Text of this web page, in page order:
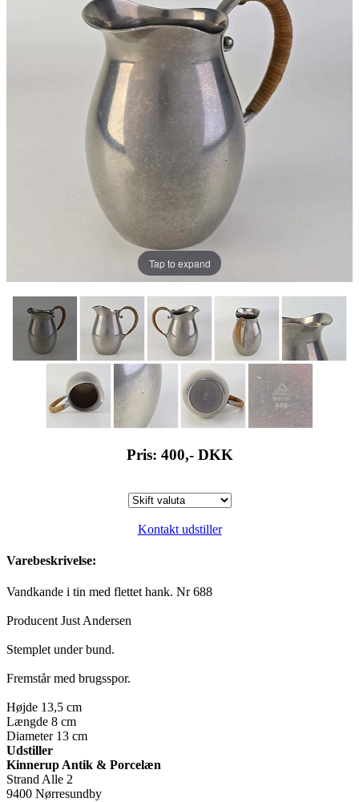
Tap to expand
Pris: 400,- DKK
Kontakt udstiller
Varebeskrivelse:
Vandkande i tin med flettet hank. Nr 688
Producent Just Andersen
Stemplet under bund.
Fremstår med brugsspor.
Højde 13,5 cm
Længde 8 cm
Diameter 13 cm
Udstiller
Kinnerup Antik & Porcelæn
Strand Alle 2
9400 Nørresundby